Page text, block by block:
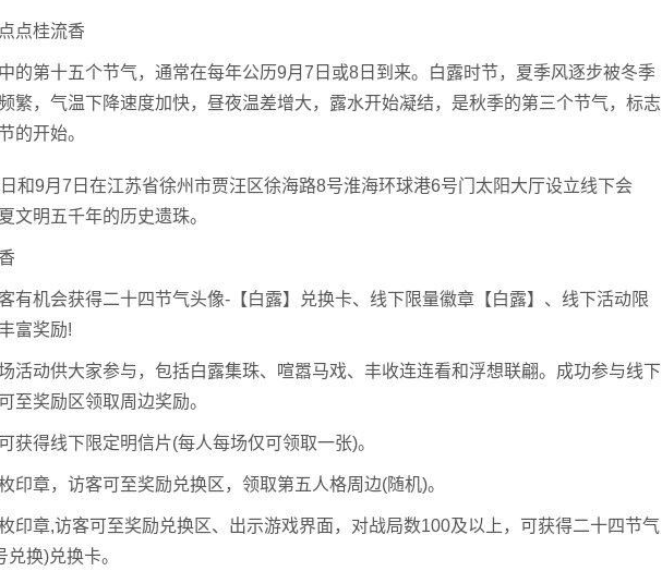
点桂流香
第十五个节气，通常在每年公历9月7日或8日到来。白露时节，夏季风逐步被冬季
繁，气温下降速度加快，昼夜温差增大，露水开始凝结，是秋季的第三个节气，标志
的开始。
9月7日在江苏省徐州市贾汪区徐海路8号淮海环球港6号门太阳大厅设立线下会
文明五千年的历史遗珠。
机会获得二十四节气头像-【白露】兑换卡、线下限量徽章【白露】、线下活动限
富奖励!
动供大家参与，包括白露集珠、喧嚣马戏、丰收连连看和浮想联翩。成功参与线下
至奖励区领取周边奖励。
得线下限定明信片(每人每场仅可领取一张)。
，访客可至奖励兑换区，领取第五人格周边(随机)。
,访客可至奖励兑换区、出示游戏界面，对战局数100及以上，可获得二十四节气
换)兑换卡。